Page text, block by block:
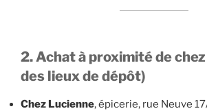
2. Achat à proximité de
des lieux de dépôt)
Chez Lucienne, épicerie, rue Neuve